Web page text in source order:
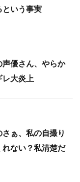
という事実
声優さん、やらか
レ大炎上
さぁ、私の自撮り
ない？私清楚だ